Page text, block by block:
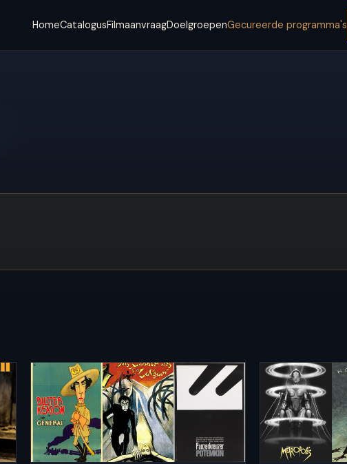
HomeCatalogusFilmaanvraagDoelgroepenGecureerde programma's